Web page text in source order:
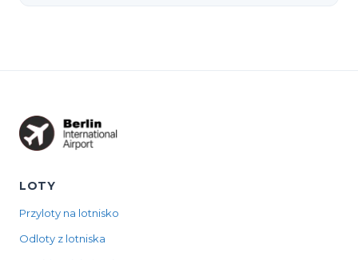
LOTY
Przyloty na lotnisko
Odloty z lotniska